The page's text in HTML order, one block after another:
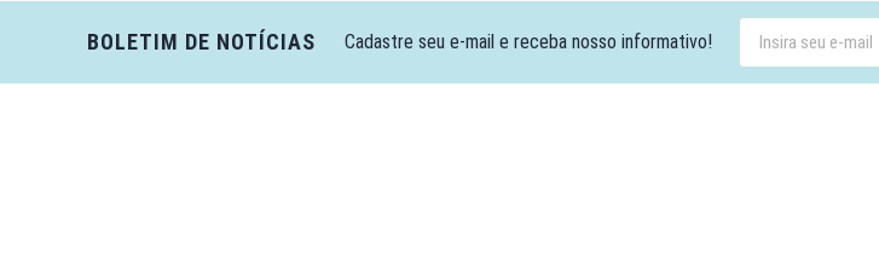
BOLETIM DE NOTÍCIAS Cadastre seu e-mail e receba nosso informativo!